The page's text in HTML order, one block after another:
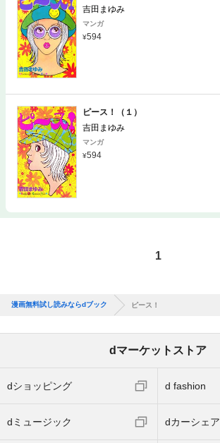
吉田まゆみ
マンガ
594
ピース！（１）
吉田まゆみ
マンガ
594
1
漫画無料試し読みならdブック ピース！
dマーケットストア
dショッピング d fashion
dミュージック dカーシェア